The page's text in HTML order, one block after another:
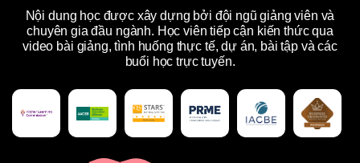
Nội dung học được xây dựng bởi đội ngũ giảng viên và
chuyên gia đầu ngành. Học viên tiếp cận kiến thức qua
video bài giảng, tình huống thực tế, dự án, bài tập và các
buổi học trực tuyến.